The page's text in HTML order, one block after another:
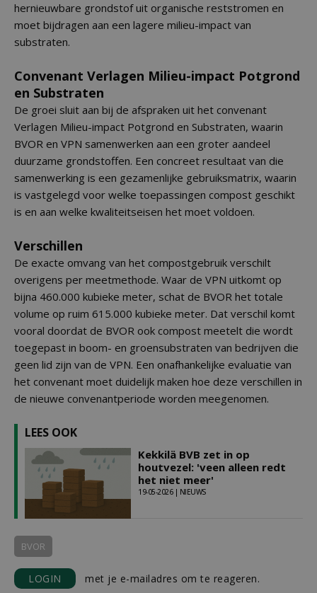
hernieuwbare grondstof uit organische reststromen en
moet bijdragen aan een lagere milieu-impact van
substraten.
Convenant Verlagen Milieu-impact Potgrond
en Substraten
De groei sluit aan bij de afspraken uit het convenant
Verlagen Milieu-impact Potgrond en Substraten, waarin
BVOR en VPN samenwerken aan een groter aandeel
duurzame grondstoffen. Een concreet resultaat van die
samenwerking is een gezamenlijke gebruiksmatrix, waarin
is vastgelegd voor welke toepassingen compost geschikt
is en aan welke kwaliteitseisen het moet voldoen.
Verschillen
De exacte omvang van het compostgebruik verschilt
overigens per meetmethode. Waar de VPN uitkomt op
bijna 460.000 kubieke meter, schat de BVOR het totale
volume op ruim 615.000 kubieke meter. Dat verschil komt
vooral doordat de BVOR ook compost meetelt die wordt
toegepast in boom- en groensubstraten van bedrijven die
geen lid zijn van de VPN. Een onafhankelijke evaluatie van
het convenant moet duidelijk maken hoe deze verschillen in
de nieuwe convenantperiode worden meegenomen.
LEES OOK
Kekkilä BVB zet in op
houtvezel: 'veen alleen redt
het niet meer'
19-05-2026 | NIEUWS
BVOR
LOGIN met je e-mailadres om te reageren.